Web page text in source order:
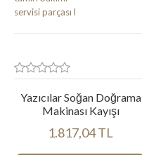
Yazıcılar Soğan Doğrama
Makinası Kayışı
1.817,04 TL